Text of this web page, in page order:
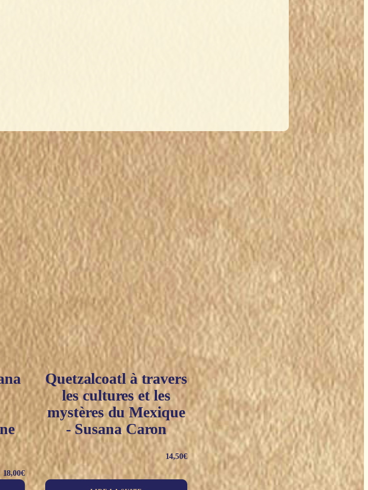
18,00€
Quetzalcoatl à travers
les cultures et les
mystères du Mexique
- Susana Caron
14,50€